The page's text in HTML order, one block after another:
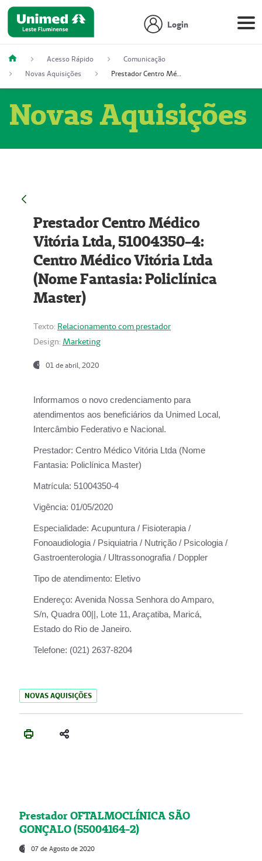
Login
Acesso Rápido
Comunicação
Novas Aquisições
Prestador Centro Médico Vitória Ltda, 51004350-4: Centro Médico Vitória Ltda (Nome Fantasia: Policlínica Master)
Novas Aquisições
Prestador Centro Médico
Vitória Ltda, 51004350-4:
Centro Médico Vitória Ltda
(Nome Fantasia: Policlínica
Master)
Texto: Relacionamento com prestador
Design: Marketing
01 de abril, 2020
Informamos o novo credenciamento para
atendimentos aos beneficiários da Unimed Local,
Intercâmbio Federativo e Nacional.
Prestador: Centro Médico Vitória Ltda (Nome
Fantasia: Policlínica Master)
Matrícula: 51004350-4
Vigência: 01/05/2020
Especialidade: Acupuntura / Fisioterapia /
Fonoaudiologia / Psiquiatria / Nutrição / Psicologia /
Gastroenterologia / Ultrassonografia / Doppler
Tipo de atendimento: Eletivo
Endereço: Avenida Nossa Senhora do Amparo,
S/n, Quadra 00||, Lote 11, Araçatiba, Maricá,
Estado do Rio de Janeiro.
Telefone: (021) 2637-8204
NOVAS AQUISIÇÕES
Prestador OFTALMOCLÍNICA SÃO
GONÇALO (55004164-2)
07 de Agosto de 2020